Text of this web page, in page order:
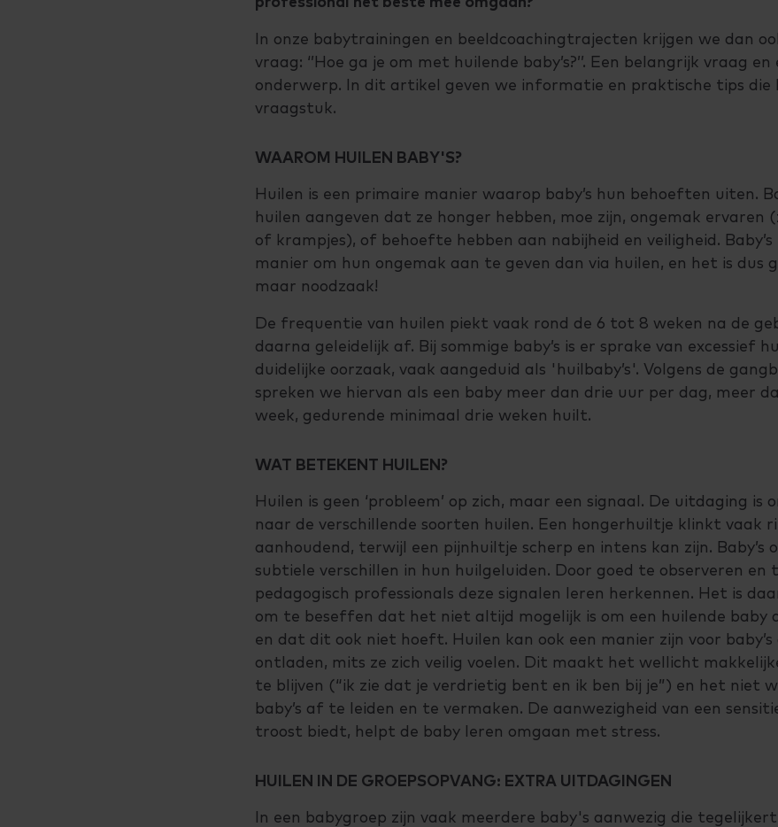
In onze babytrainingen en beeldcoachingtrajecten krijgen we dan
vraag: ‘’Hoe ga je om met huilende baby’s?’’. Een belangrijk vraag
onderwerp. In dit artikel geven we informatie en praktische tips die
vraagstuk.
WAAROM HUILEN BABY'S?
Huilen is een primaire manier waarop baby’s hun behoeften uiten.
huilen aangeven dat ze honger hebben, moe zijn, ongemak ervaren
of krampjes), of behoefte hebben aan nabijheid en veiligheid.
manier om hun ongemak aan te geven dan via huilen, en het is dus
maar noodzaak!
De frequentie van huilen piekt vaak rond de 6 tot 8 weken na de
daarna geleidelijk af. Bij sommige baby’s is er sprake van excessief
duidelijke oorzaak, vaak aangeduid als 'huilbaby’s'. Volgens de
spreken we hiervan als een baby meer dan drie uur per dag, meer
week, gedurende minimaal drie weken huilt.
WAT BETEKENT HUILEN?
Huilen is geen ‘probleem’ op zich, maar een signaal. De uitdaging is
naar de verschillende soorten huilen. Een hongerhuiltje klinkt vaak
aanhoudend, terwijl een pijnhuiltje scherp en intens kan zijn. Baby’s
subtiele verschillen in hun huilgeluiden. Door goed te observeren en
pedagogisch professionals deze signalen leren herkennen. Het is
om te beseffen dat het niet altijd mogelijk is om een huilende baby
en dat dit ook niet hoeft. Huilen kan ook een manier zijn voor
ontladen, mits ze zich veilig voelen. Dit maakt het wellicht
te blijven (“ik zie dat je verdrietig bent en ik ben bij je”) en het niet
baby’s af te leiden en te vermaken. De aanwezigheid van een
troost biedt, helpt de baby leren omgaan met stress.
HUILEN IN DE GROEPSOPVANG: EXTRA UITDAGINGEN
In een babygroep zijn vaak meerdere baby's aanwezig die